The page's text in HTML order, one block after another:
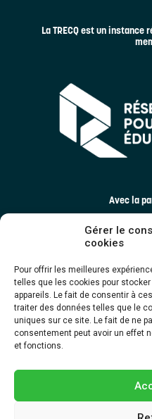
Gérer le
cookies
Pour offrir les meilleures
telles que les cookies pour
appareils. Le fait de consentir à
traiter des données telles que le
uniques sur ce site. Le fait de ne
consentement peut avoir un effet
et fonctions.
La TRECQ est un
Avec la